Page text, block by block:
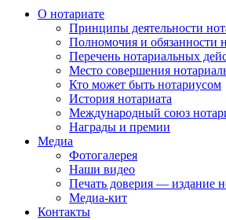
О нотариате
Принципы деятельности
Полномочия и обязанности
Перечень нотариальных
Место совершения
Кто может быть нотариусом
История нотариата
Международный союз
Награды и премии
Медиа
Фотогалерея
Наши видео
Печать доверия — издание
Медиа-кит
Контакты